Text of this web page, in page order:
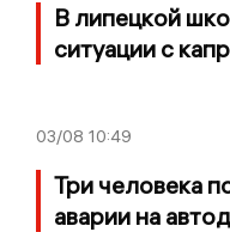
В липецкой
ситуации с
03/08 10:49
Три человека
аварии на